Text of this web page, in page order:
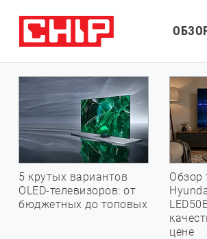
5 крутых вариантов
OLED-телевизоров: от
бюджетных до топовых
Обзор
цене